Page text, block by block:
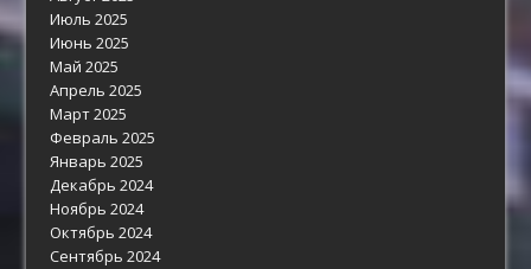
Июль 2025
Июнь 2025
Май 2025
Апрель 2025
Март 2025
Февраль 2025
Январь 2025
Декабрь 2024
Ноябрь 2024
Октябрь 2024
Сентябрь 2024